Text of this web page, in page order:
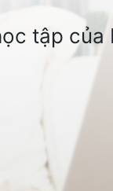
tập của